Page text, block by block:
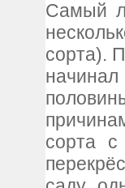
Самый
сорта).
сорта